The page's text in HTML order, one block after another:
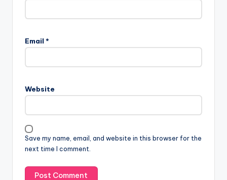
Email *
Website
Save my name, email, and website in this browser for the
next time I comment.